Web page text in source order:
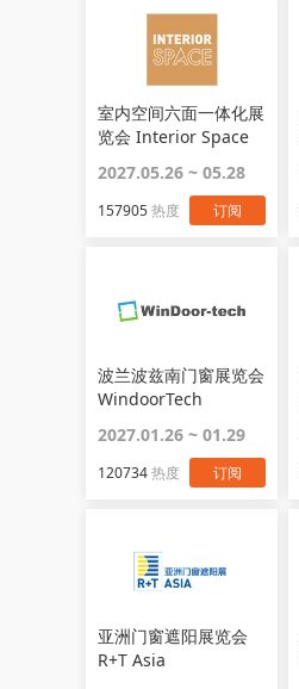
室内空间六面一体化展
览会 Interior Space
2027.05.26 ~ 05.28
157905热度 订阅
波兰波兹南门窗展览会
WindoorTech
2027.01.26 ~ 01.29
120734热度 订阅
亚洲门窗遮阳展览会
R+T Asia